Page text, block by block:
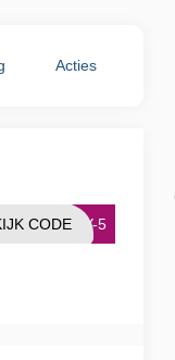
Acties
DY-5
CODE